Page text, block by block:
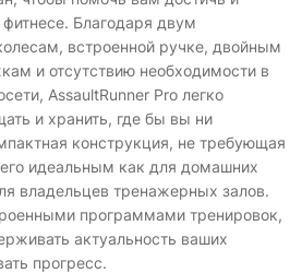
Благодаря двум
встроенной ручке, двойным
и отсутствию необходимости в
AssaultRunner Pro легко
и хранить, где бы вы ни
конструкция, не требующая
идеальным как для домашних
владельцев тренажерных залов.
программами тренировок,
актуальность ваших
прогресс.